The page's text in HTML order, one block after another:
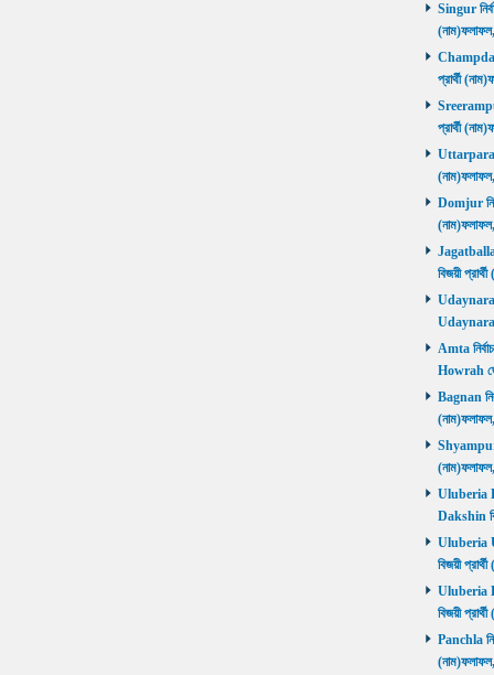
Singur
প্রার্থী
প্রার্থী
Uttarpara
Domjur
বিজয়ী
Amta
Howrah
Bagnan
Shyampur
Uluberia
Dakshin
Uluberia
বিজয়ী
Uluberia
বিজয়ী
Panchla